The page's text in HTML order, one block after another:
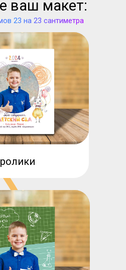
ваш макет:
23 на 23 сантиметра